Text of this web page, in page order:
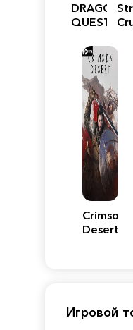
DRAGON
QUEST
Reimagined
Crimson
Desert
Игровой